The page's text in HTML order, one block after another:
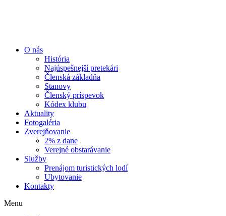
O nás
História
Najúspešnejší pretekári
Členská základňa
Stanovy
Členský príspevok
Kódex klubu
Aktuality
Fotogaléria
Zverejňovanie
2% z dane
Verejné obstarávanie
Služby
Prenájom turistických lodí
Ubytovanie
Kontakty
Menu